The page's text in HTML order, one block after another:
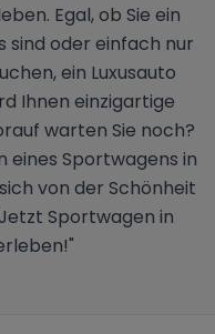
Egal, ob Sie ein
sind oder einfach nur
ein Luxusauto
Ihnen einzigartige
warten Sie noch?
eines Sportwagens in
von der Schönheit
Sportwagen in